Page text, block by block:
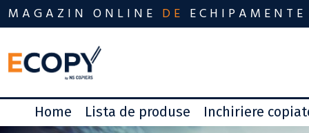
MAGAZIN ONLINE DE
Home Lista de produse Inchiriere